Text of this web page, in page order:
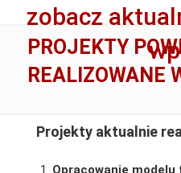
zobacz
PROJEKTY
REALIZOWANE
Projekty aktualnie
Opracowanie modelu